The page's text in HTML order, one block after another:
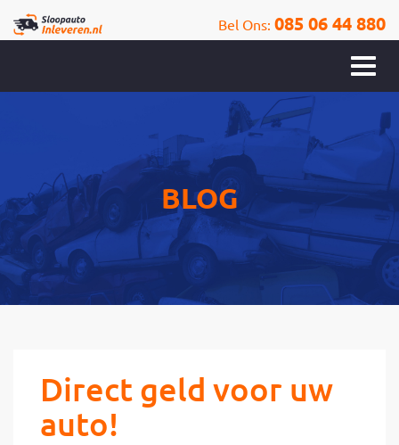
Bel Ons: 085 06 44 880
BLOG
Direct geld voor uw
auto!